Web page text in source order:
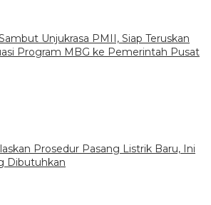
Unjukrasa PMII, Siap Teruskan
Program MBG ke Pemerintah Pusat
Prosedur Pasang Listrik Baru, Ini
Dibutuhkan